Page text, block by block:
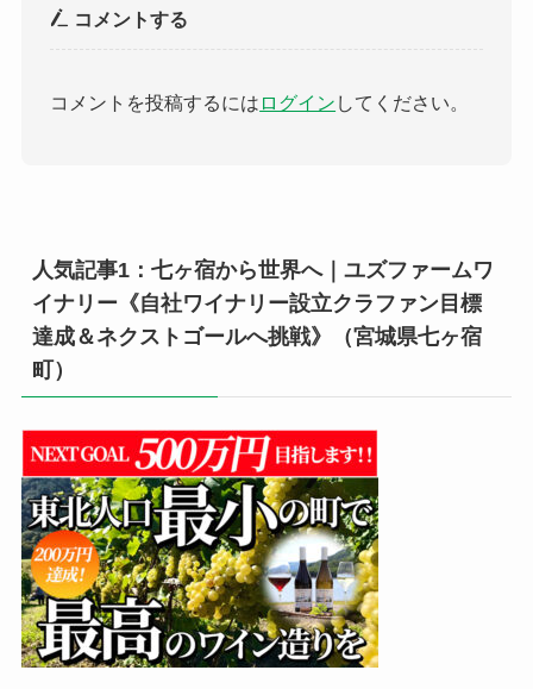
コメントする
コメントを投稿するには ログイン してください。
人気記事1：七ヶ宿から世界へ｜ユズファームワ
イナリー《自社ワイナリー設立クラファン目標
達成＆ネクストゴールへ挑戦》（宮城県七ヶ宿
町）